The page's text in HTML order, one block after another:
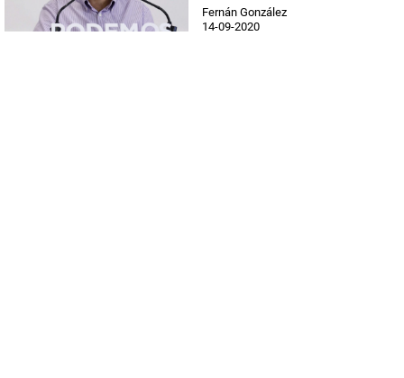
Fernán González
14-09-2020